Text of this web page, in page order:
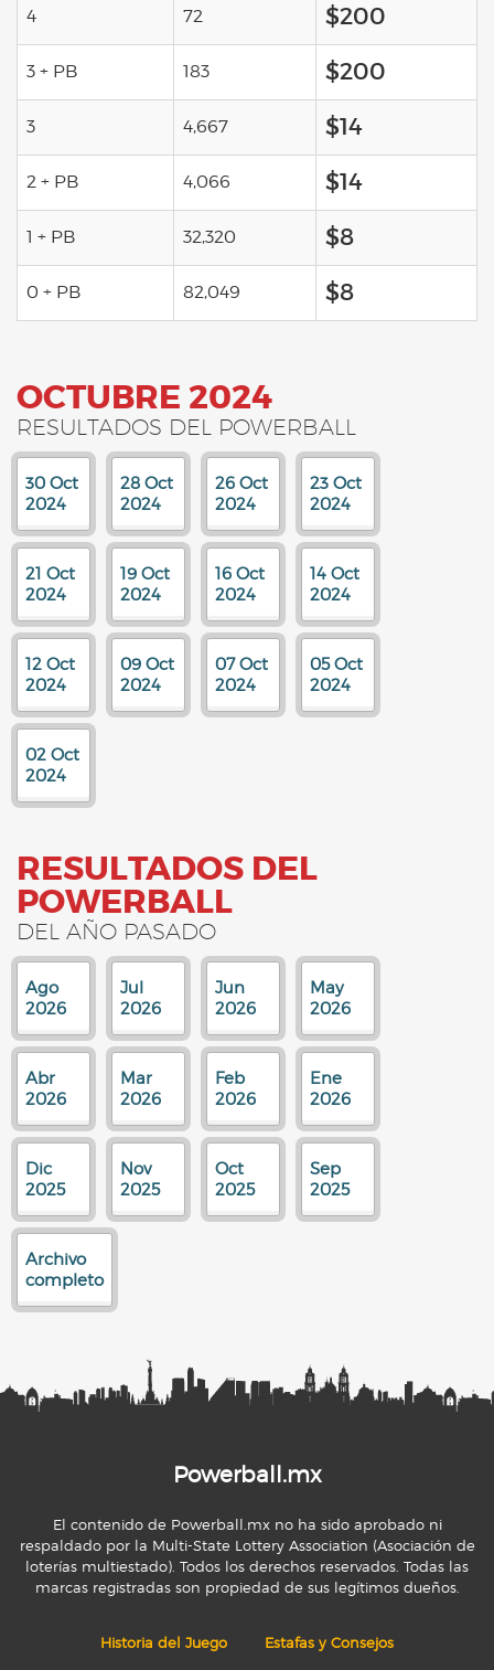
4 72 $200
3 + PB 183 $200
3 4,667 $14
2 + PB 4,066 $14
1 + PB 32,320 $8
0 + PB 82,049 $8
OCTUBRE 2024
RESULTADOS DEL POWERBALL
30 Oct
2024
28 Oct
2024
26 Oct
2024
23 Oct
2024
21 Oct
2024
19 Oct
2024
16 Oct
2024
14 Oct
2024
12 Oct
2024
09 Oct
2024
07 Oct
2024
05 Oct
2024
02 Oct
2024
RESULTADOS DEL
POWERBALL
DEL AÑO PASADO
Ago
2026
Jul
2026
Jun
2026
May
2026
Abr
2026
Mar
2026
Feb
2026
Ene
2026
Dic
2025
Nov
2025
Oct
2025
Sep
2025
Archivo
completo
Powerball.mx
El contenido de Powerball.mx no ha sido aprobado ni
respaldado por la Multi-State Lottery Association (Asociación de
loterías multiestado). Todos los derechos reservados. Todas las
marcas registradas son propiedad de sus legítimos dueños.
Historia del Juego Estafas y Consejos